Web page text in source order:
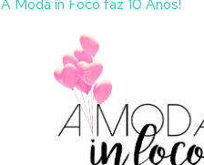
A Moda in Foco faz 10 Anos!